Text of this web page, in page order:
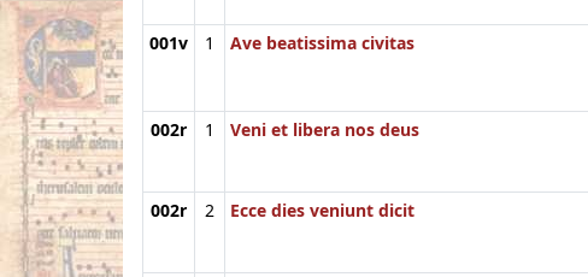
001v 1 Ave beatissima civitas
002r 1 Veni et libera nos deus
002r 2 Ecce dies veniunt dicit